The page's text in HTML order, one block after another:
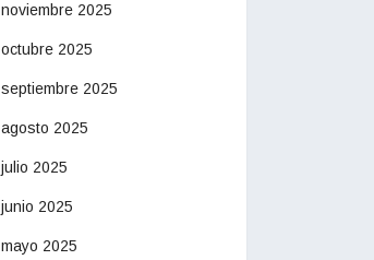
noviembre 2025
octubre 2025
septiembre 2025
agosto 2025
julio 2025
junio 2025
mayo 2025